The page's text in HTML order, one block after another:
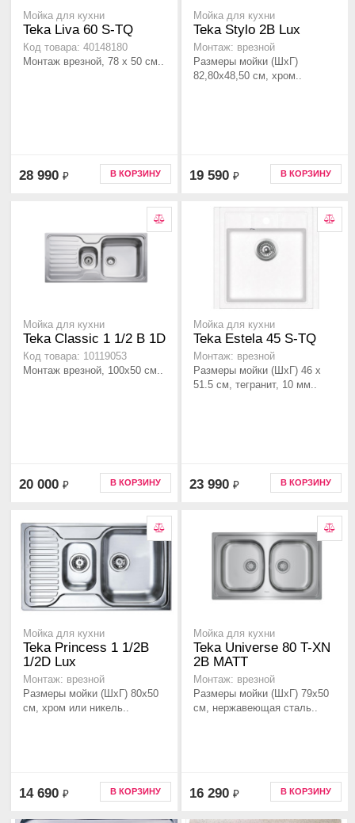
Мойка для кухни
Teka Liva 60 S-TQ
Код товара: 40148180
Монтаж врезной, 78 x 50 см..
28 990 ₽ В КОРЗИНУ
Мойка для кухни
Teka Stylo 2B Lux
Монтаж: врезной
Размеры мойки (ШхГ)
82,80х48,50 см, хром..
19 590 ₽ В КОРЗИНУ
Мойка для кухни
Teka Classic 1 1/2 B 1D
Код товара: 10119053
Монтаж врезной, 100х50 см..
20 000 ₽ В КОРЗИНУ
Мойка для кухни
Teka Estela 45 S-TQ
Монтаж: врезной
Размеры мойки (ШхГ) 46 x
51.5 см, тегранит, 10 мм..
23 990 ₽ В КОРЗИНУ
Мойка для кухни
Teka Princess 1 1/2B
1/2D Lux
Монтаж: врезной
Размеры мойки (ШхГ) 80х50
см, хром или никель..
14 690 ₽ В КОРЗИНУ
Мойка для кухни
Teka Universe 80 T-XN
2B MATT
Монтаж: врезной
Размеры мойки (ШхГ) 79х50
см, нержавеющая сталь..
16 290 ₽ В КОРЗИНУ